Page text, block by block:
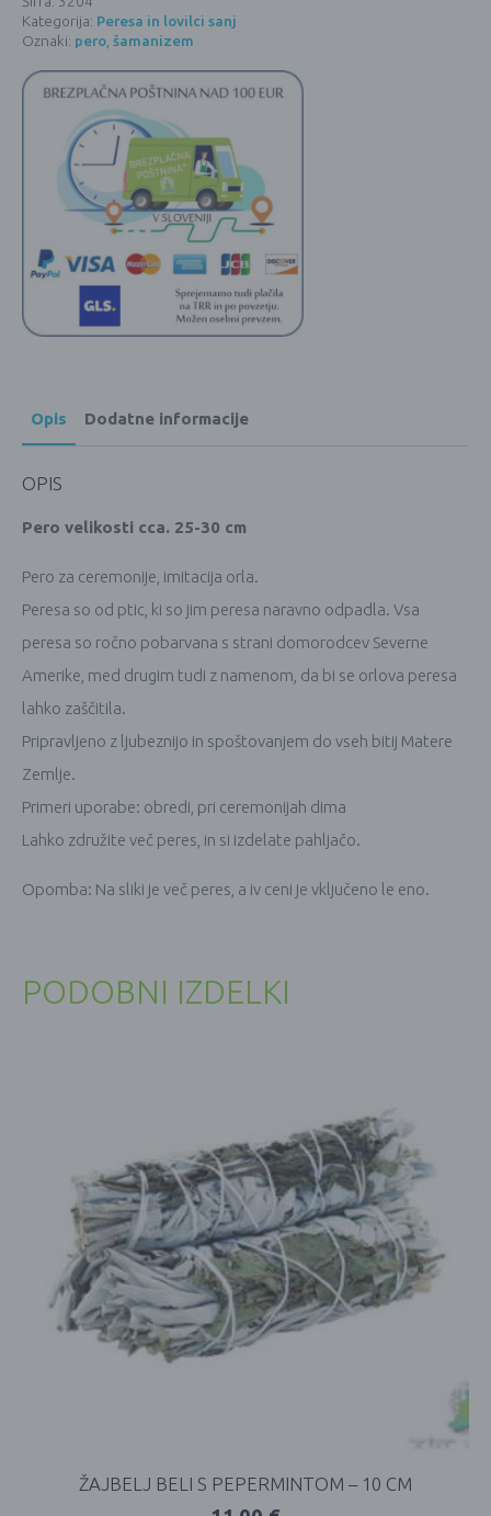
Kategorija: Peresa in lovilci sanj
Oznaki: pero, šamanizem
Opis Dodatne informacije
OPIS
Pero velikosti cca. 25-30 cm
Pero za ceremonije, imitacija orla.
Peresa so od ptic, ki so jim peresa naravno odpadla. Vsa
peresa so ročno pobarvana s strani domorodcev Severne
Amerike, med drugim tudi z namenom, da bi se orlova peresa
lahko zaščitila.
Pripravljeno z ljubeznijo in spoštovanjem do vseh bitij Matere
Zemlje.
Primeri uporabe: obredi, pri ceremonijah dima
Lahko združite več peres, in si izdelate pahljačo.
Opomba: Na sliki je več peres, a iv ceni je vključeno le eno.
PODOBNI IZDELKI
ŽAJBELJ BELI S PEPERMINTOM – 10 CM